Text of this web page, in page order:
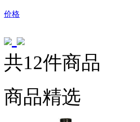
价格
共12件商品
商品精选